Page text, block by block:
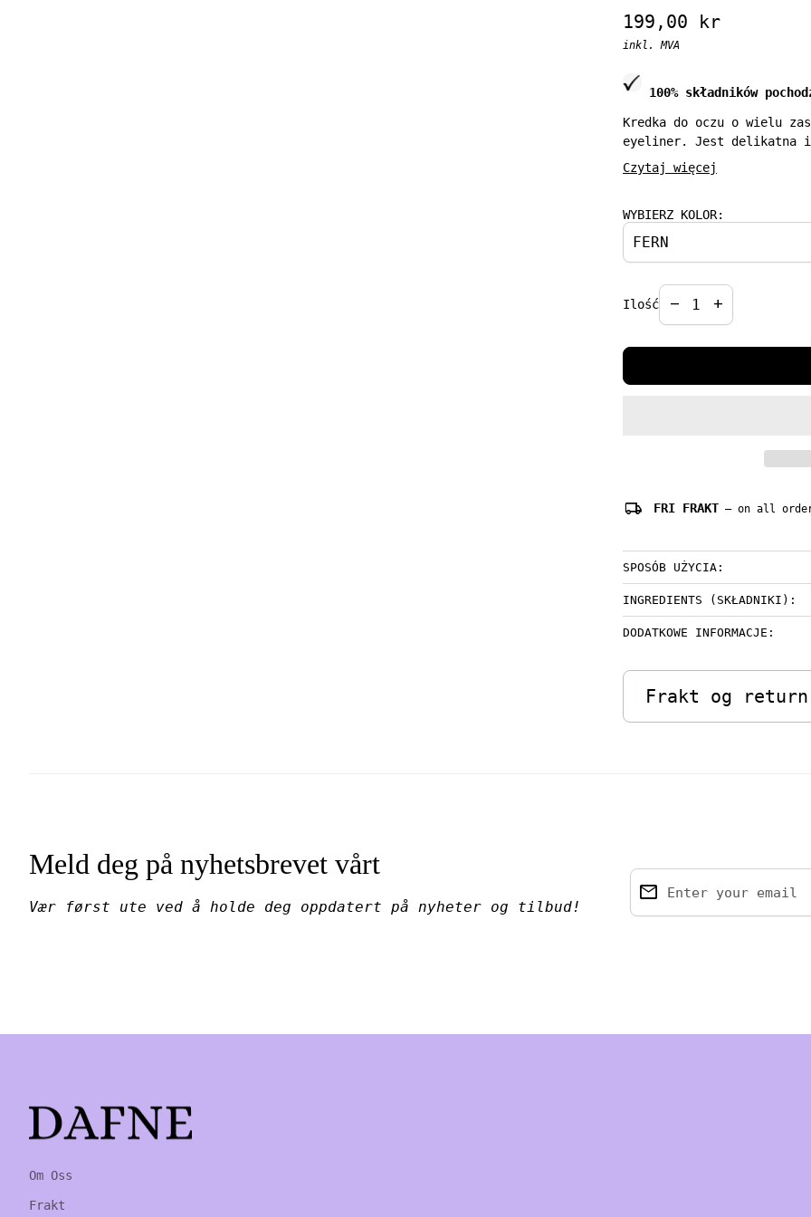
Regular price
199,00 kr
inkl. MVA
100% składników
Kredka do oczu o wielu
eyeliner. Jest delikatna i
zawartości naturalnych
dostępna jest w
Czytaj więcej
WYBIERZ KOLOR:
Ilość
Decrease
remove
Increase
add
local_shipping FRI FRAKT — on all
SPOSÓB UŻYCIA:
INGREDIENTS (SKŁADNIKI):
DODATKOWE INFORMACJE:
Frakt og return
Meld deg på nyhetsbrevet vårt
Vær først ute ved å holde deg oppdatert på nyheter og tilbud! Enter your email
email
Om Oss
Frakt